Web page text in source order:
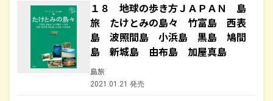
１８ 地球の歩き方ＪＡＰＡＮ 島
旅 たけとみの島々 竹富島 西表
島 波照間島 小浜島 黒島 鳩間
島 新城島 由布島 加屋真島
島旅
2021.01.21 発売